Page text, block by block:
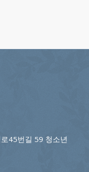
45번길 59 청소년